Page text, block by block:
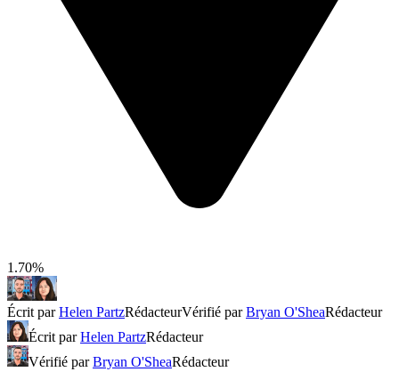
1.70%
Écrit parHelen PartzRédacteurVérifié parBryan O'SheaRédacteur
Écrit parHelen PartzRédacteur
Vérifié parBryan O'SheaRédacteur